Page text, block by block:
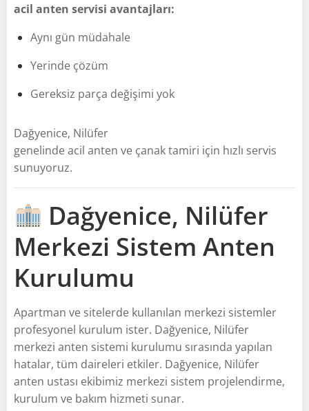
acil anten servisi avantajları:
Aynı gün müdahale
Yerinde çözüm
Gereksiz parça değişimi yok
Dağyenice, Nilüfer
genelinde acil anten ve çanak tamiri için hızlı servis
sunuyoruz.
Dağyenice, Nilüfer
Merkezi Sistem Anten
Kurulumu
Apartman ve sitelerde kullanılan merkezi sistemler
profesyonel kurulum ister. Dağyenice, Nilüfer
merkezi anten sistemi kurulumu sırasında yapılan
hatalar, tüm daireleri etkiler. Dağyenice, Nilüfer
anten ustası ekibimiz merkezi sistem projelendirme,
kurulum ve bakım hizmeti sunar.